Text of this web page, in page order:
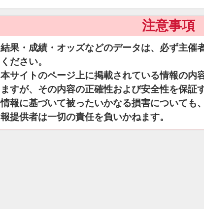
注意事項
結果・成績・オッズなどのデータは、必ず主催
ください。
本サイトのページ上に掲載されている情報の内
ますが、その内容の正確性および安全性を保証
情報に基づいて被ったいかなる損害についても
報提供者は一切の責任を負いかねます。